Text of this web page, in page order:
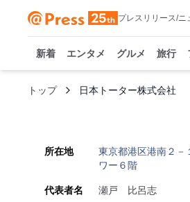
プレスリリース/ニ
新着 エンタメ グルメ 旅行
トップ 日本トーター株式会社
所在地
東京都港区港南２－
ワー６階
代表者名 瀬戸 比呂志